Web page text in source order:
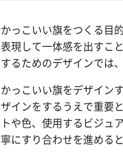
かっこいい旗をつくる目
表現して一体感を出すこ
するためのデザインでは
かっこいい旗をデザイン
ザインをするうえで重要
トや色、使用するビジュ
寧にすり合わせを進める